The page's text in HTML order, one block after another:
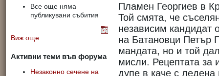
Все още няма
публикувани събития
Виж още
Активни теми във форума
Незаконно сечене на
Пламен Георгиев в
Той смята, че
независим кандидат
на Батановци Петър
мандата, но и той
мисли. Рецептата за
дупе в каче с